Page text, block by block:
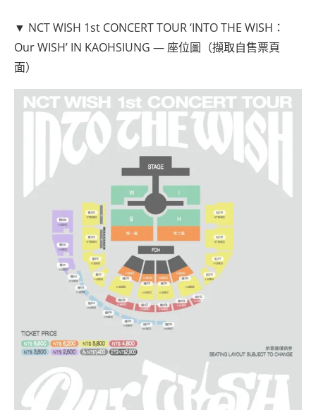
▼ NCT WISH 1st CONCERT TOUR ‘INTO THE WISH：
Our WISH’ IN KAOHSIUNG — 座位圖（擷取自售票頁
面）